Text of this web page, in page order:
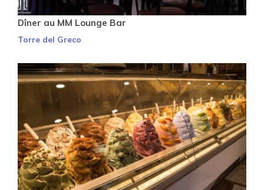
Dîner au MM Lounge Bar
Torre del Greco